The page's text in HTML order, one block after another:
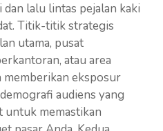
lalu lintas pejalan kaki
Titik-titik strategis
utama, pusat
atau area
memberikan eksposur
audiens yang
memastikan